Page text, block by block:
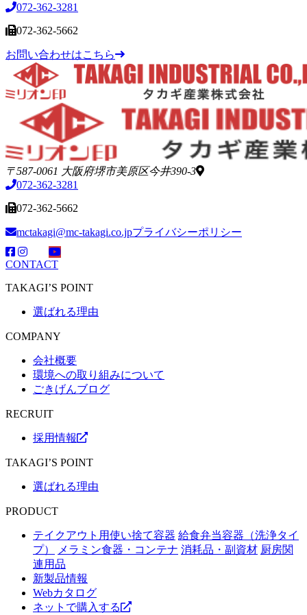
072-362-3281
072-362-5662
お問い合わせはこちら
〒587-0061 大阪府堺市美原区今井390-3
072-362-3281
072-362-5662
mctakagi@mc-takagi.co.jpプライバシーポリシー
CONTACT
TAKAGI’S POINT
選ばれる理由
COMPANY
会社概要
環境への取り組みについて
ごきげんブログ
RECRUIT
採用情報
TAKAGI’S POINT
選ばれる理由
PRODUCT
テイクアウト用使い捨て容器 給食弁当容器（洗浄タイ
プ）
メラミン食器・コンテナ 消耗品・副資材 厨房関
連用品
新製品情報
Webカタログ
ネットで購入する